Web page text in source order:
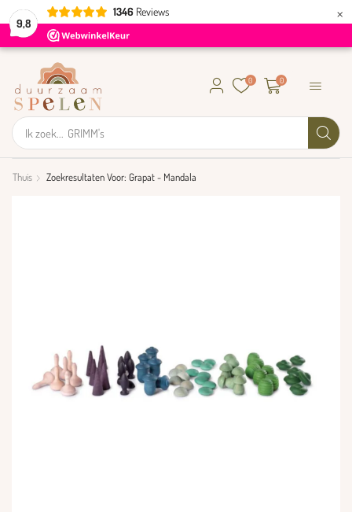
9,8
1346 Reviews ×
Ik zoek... GRIMM's
0 0
Thuis Zoekresultaten Voor: Grapat - Mandala